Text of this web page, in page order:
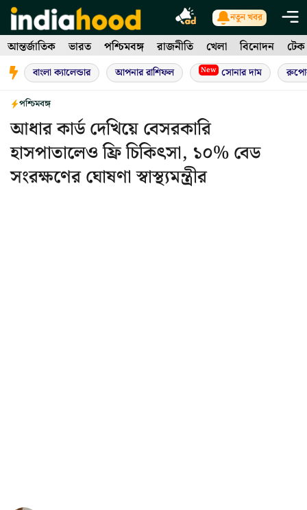
Skip
to
content
নতুন খবর
আন্তর্জাতিক ভারত পশ্চিমবঙ্গ রাজনীতি খেলা বিনোদন টেক
বাংলা ক্যালেন্ডার আপনার রাশিফল New সোনার দাম
পশ্চিমবঙ্গ
আধার কার্ড দেখিয়ে বেসরকারি
হাসপাতালেও ফ্রি চিকিৎসা, ১০% বেড
সংরক্ষণের ঘোষণা স্বাস্থ্যমন্ত্রীর